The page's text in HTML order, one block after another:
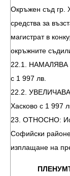
Окръжен съд гр.
средства за
магистрат в
окръжните
22.1. НАМАЛЯВА
с 1 997 лв.
22.2. УВЕЛИЧАВА
Хасково с 1 997
23. ОТНОСНО:
Софийски
изплащане на